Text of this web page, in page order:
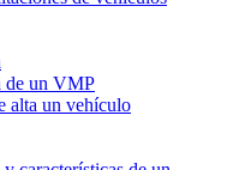
de un VMP
alta un vehículo